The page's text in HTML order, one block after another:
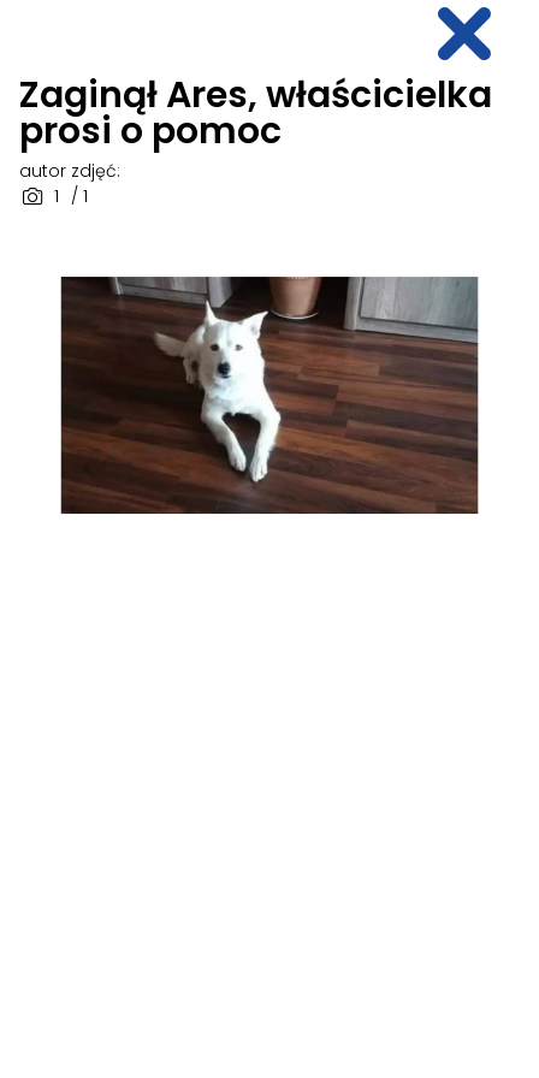
Zaginął Ares, właścicielka
prosi o pomoc
1 / 1
autor zdjęć: